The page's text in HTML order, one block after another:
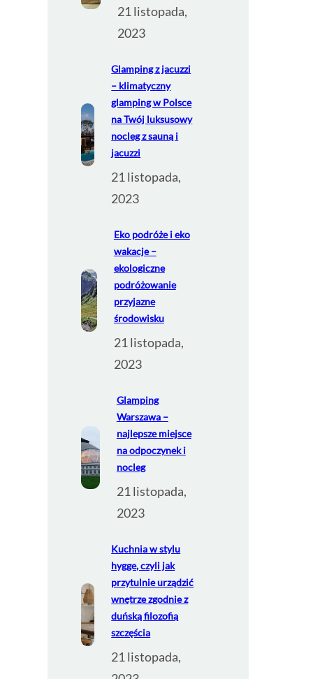
21 listopada,
2023
Glamping z jacuzzi
– klimatyczny
glamping w Polsce
na Twój luksusowy
nocleg z sauną i
jacuzzi
21 listopada,
2023
Eko podróże i eko
wakacje –
ekologiczne
podróżowanie
przyjazne
środowisku
21 listopada,
2023
Glamping
Warszawa –
najlepsze miejsce
na odpoczynek i
nocleg
21 listopada,
2023
Kuchnia w stylu
hygge, czyli jak
przytulnie urządzić
wnętrze zgodnie z
duńską filozofią
szczęścia
21 listopada,